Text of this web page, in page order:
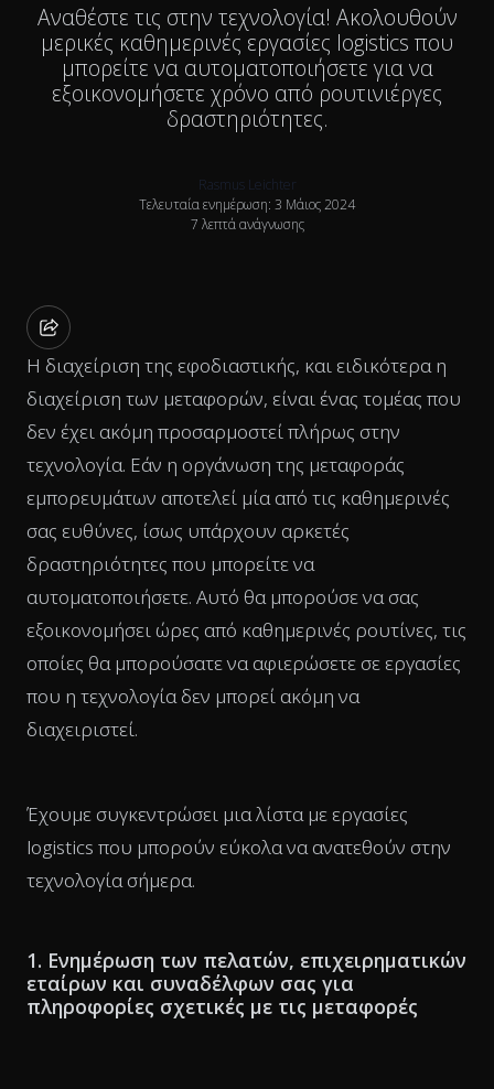
Αναθέστε τις στην τεχνολογία! Ακολουθούν
μερικές καθημερινές εργασίες logistics που
μπορείτε να αυτοματοποιήσετε για να
εξοικονομήσετε χρόνο από ρουτινιέργες
δραστηριότητες.
Rasmus Leichter
Τελευταία ενημέρωση: 3 Μάιος 2024
7 λεπτά ανάγνωσης
Η διαχείριση της εφοδιαστικής, και ειδικότερα η
διαχείριση των μεταφορών, είναι ένας τομέας που
δεν έχει ακόμη προσαρμοστεί πλήρως στην
τεχνολογία. Εάν η οργάνωση της μεταφοράς
εμπορευμάτων αποτελεί μία από τις καθημερινές
σας ευθύνες, ίσως υπάρχουν αρκετές
δραστηριότητες που μπορείτε να
αυτοματοποιήσετε. Αυτό θα μπορούσε να σας
εξοικονομήσει ώρες από καθημερινές ρουτίνες, τις
οποίες θα μπορούσατε να αφιερώσετε σε εργασίες
που η τεχνολογία δεν μπορεί ακόμη να
διαχειριστεί.
Έχουμε συγκεντρώσει μια λίστα με εργασίες
logistics που μπορούν εύκολα να ανατεθούν στην
τεχνολογία σήμερα.
1. Ενημέρωση των πελατών, επιχειρηματικών
εταίρων και συναδέλφων σας για
πληροφορίες σχετικές με τις μεταφορές